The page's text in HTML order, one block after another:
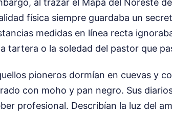
física siempre guardaba un
medidas en línea recta
tartera o la soledad del pastor que
pioneros dormían en cuevas y
con moho y pan negro. Sus
profesional. Describían la luz del